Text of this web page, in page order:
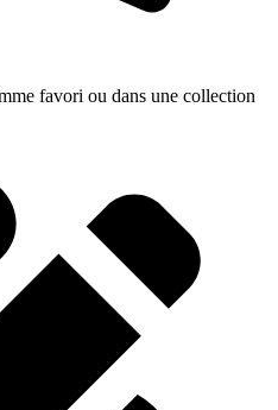
favori ou dans une collection